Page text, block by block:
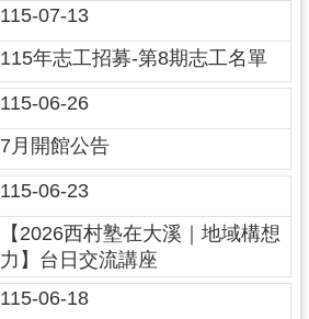
115-07-13
115年志工招募-第8期志工名單
115-06-26
7月開館公告
115-06-23
【2026西村塾在大溪｜地域構想
力】台日交流講座
115-06-18